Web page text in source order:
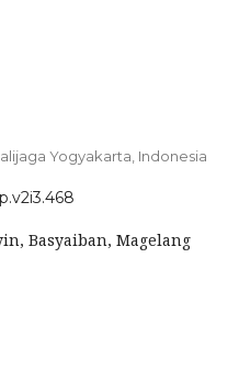
Yogyakarta, Indonesia
Basyaiban, Magelang